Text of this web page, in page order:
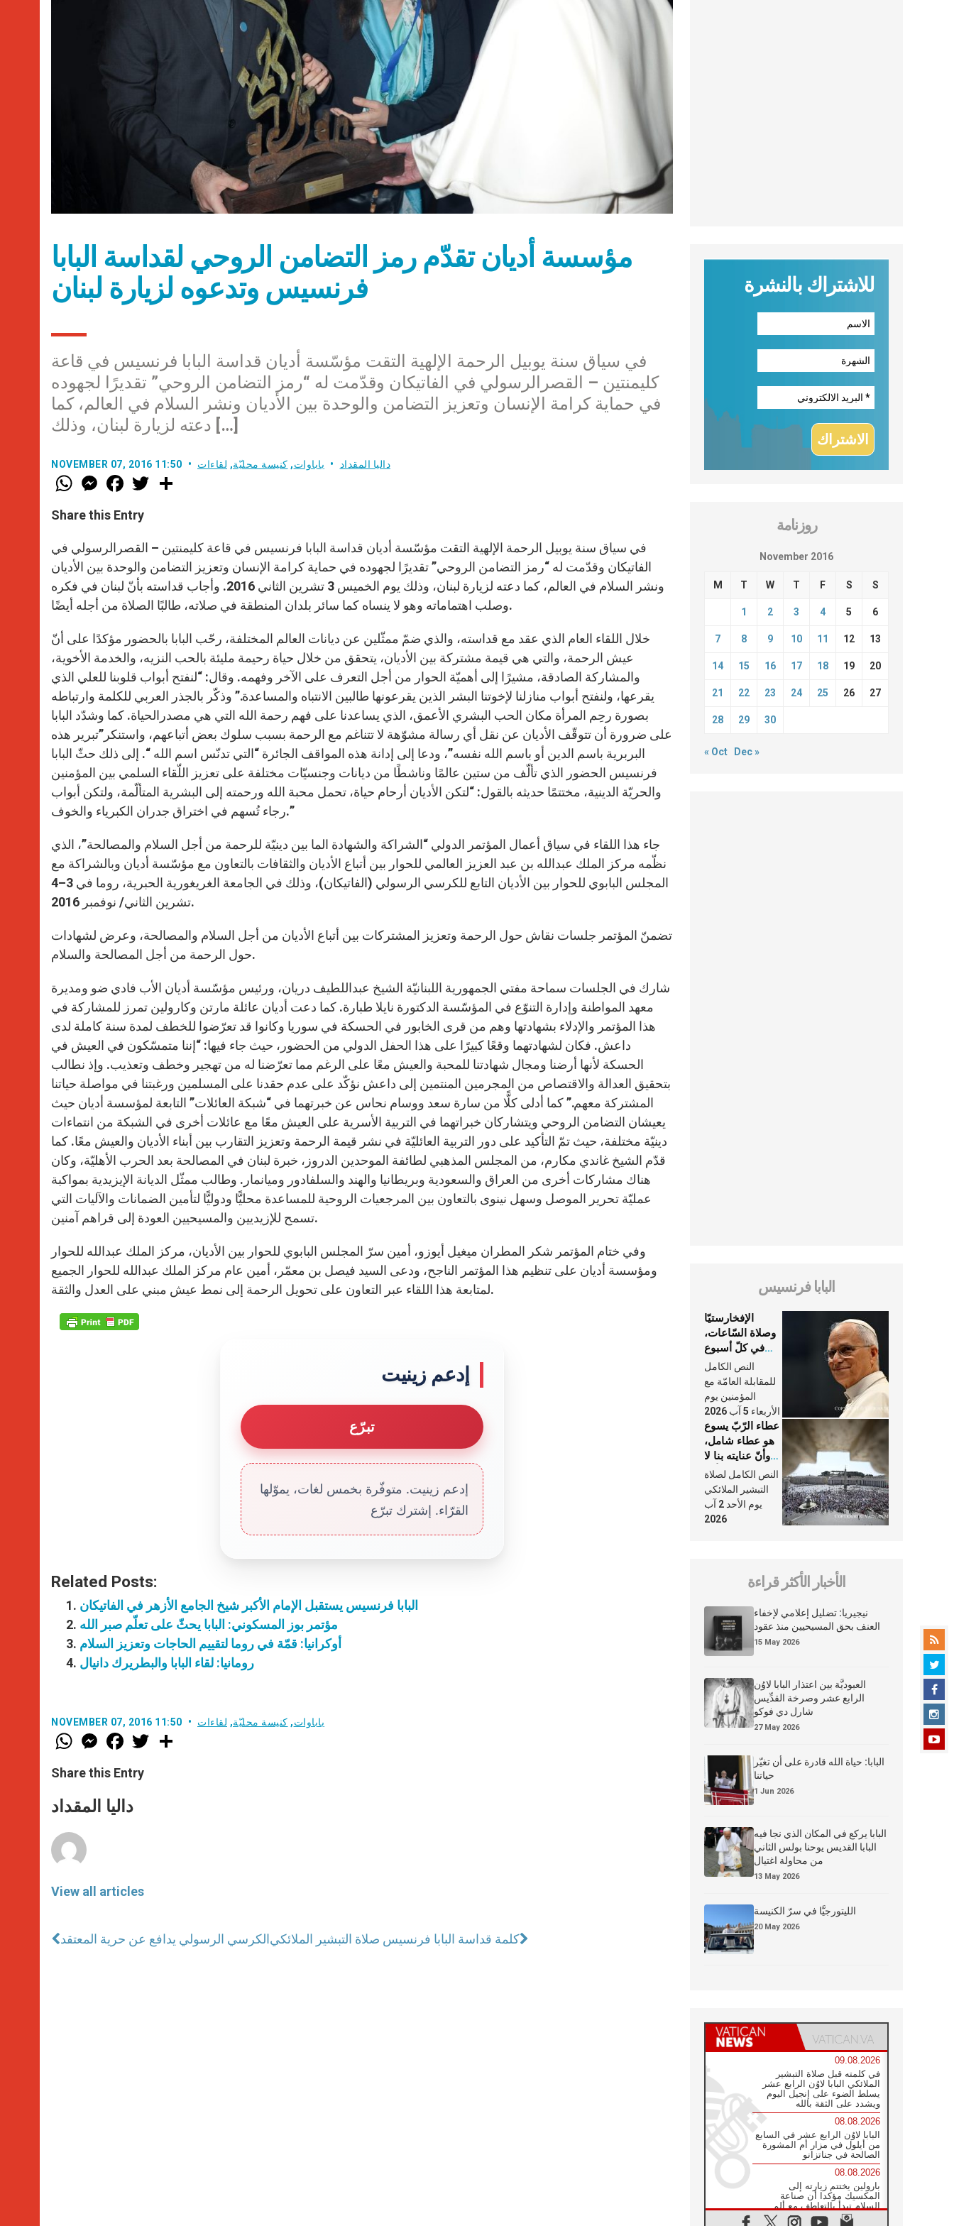
مؤسسة أديان تقدّم رمز التضامن الروحي لقداسة البابا
فرنسيس وتدعوه لزيارة لبنان
في سياق سنة يوبيل الرحمة الإلهية التقت مؤسّسة أديان قداسة البابا فرنسيس في قاعة
كليمنتين – القصرالرسولي في الفاتيكان وقدّمت له “رمز التضامن الروحي” تقديرًا لجهوده
في حماية كرامة الإنسان وتعزيز التضامن والوحدة بين الأديان ونشر السلام في العالم، كما
دعته لزيارة لبنان، وذلك […]
NOVEMBER 07, 2016 11:50 داليا المقداد باباوات, كنيسة محليّة, لقاءات
W
h
t
s
p
p
M
e
s
e
g
e
r
F
a
e
b
o
k
w
r
Share this Entry
في سياق سنة يوبيل الرحمة الإلهية التقت مؤسّسة أديان قداسة البابا فرنسيس في قاعة كليمنتين – القصرالرسولي في
الفاتيكان وقدّمت له “رمز التضامن الروحي” تقديرًا لجهوده في حماية كرامة الإنسان وتعزيز التضامن والوحدة بين الأديان
ونشر السلام في العالم، كما دعته لزيارة لبنان، وذلك يوم الخميس 3 تشرين الثاني 2016. وأجاب قداسته بأنّ لبنان في فكره
وصلب اهتماماته وهو لا ينساه كما سائر بلدان المنطقة في صلاته، طالبًا الصلاة من أجله أيضًا.
خلال اللقاء العام الذي عقد مع قداسته، والذي ضمّ ممثّلين عن ديانات العالم المختلفة، رحّب البابا بالحضور مؤكدًا على أنّ
عيش الرحمة، والتي هي قيمة مشتركة بين الأديان، يتحقق من خلال حياة رحيمة مليئة بالحب النزيه، والخدمة الأخوية،
والمشاركة الصادقة، مشيرًا إلى أهميّة الحوار من أجل التعرف على الآخر وفهمه. وقال: “لنفتح أبواب قلوبنا للعلي الذي
يقرعها، ولنفتح أبواب منازلنا لإخوتنا البشر الذين يقرعونها طالبين الانتباه والمساعدة.” وذكّر بالجذر العربي للكلمة وارتباطه
بصورة رحِم المرأة مكان الحب البشري الأعمق، الذي يساعدنا على فهم رحمة الله التي هي مصدرالحياة. كما وشدّد البابا
على ضرورة أن تتوقّف الأديان عن نقل أي رسالة مشوّهة لا تتناغم مع الرحمة بسبب سلوك بعض أتباعهم، واستنكر”تبرير هذه
البربرية باسم الدين أو باسم الله نفسه”، ودعا إلى إدانة هذه المواقف الجائرة “التي تدنّس اسم الله “. إلى ذلك حثّ البابا
فرنسيس الحضور الذي تألّف من ستين عالمًا وناشطًا من ديانات وجنسيّات مختلفة على تعزيز اللّقاء السلمي بين المؤمنين
والحريّة الدينية، مختتمًا حديثه بالقول: “لتكن الأديان أرحام حياة، تحمل محبة الله ورحمته إلى البشرية المتألّمة، ولتكن أبواب
رجاء تُسهم في اختراق جدران الكبرياء والخوف.”
جاء هذا اللقاء في سياق أعمال المؤتمر الدولي “الشراكة والشهادة الما بين دينيّة للرحمة من أجل السلام والمصالحة”، الذي
نظّمه مركز الملك عبدالله بن عبد العزيز العالمي للحوار بين أتباع الأديان والثقافات بالتعاون مع مؤسّسة أديان وبالشراكة مع
المجلس البابوي للحوار بين الأديان التابع للكرسي الرسولي (الفاتيكان)، وذلك في الجامعة الغريغورية الحبرية، روما في 3–4
تشرين الثاني/ نوفمبر 2016.
تضمنّ المؤتمر جلسات نقاش حول الرحمة وتعزيز المشتركات بين أتباع الأديان من أجل السلام والمصالحة، وعرض لشهادات
حول الرحمة من أجل المصالحة والسلام.
شارك في الجلسات سماحة مفتي الجمهورية اللبنانيّة الشيخ عبداللطيف دريان، ورئيس مؤسّسة أديان الأب فادي ضو ومديرة
معهد المواطنة وإدارة التنوّع في المؤسّسة الدكتورة نايلا طبارة. كما دعت أديان عائلة مارتن وكارولين تمرز للمشاركة في
هذا المؤتمر والإدلاء بشهادتها وهم من قرى الخابور في الحسكة في سوريا وكانوا قد تعرّضوا للخطف لمدة سنة كاملة لدى
داعش. فكان لشهادتهما وقعًا كبيرًا على هذا الحفل الدولي من الحضور، حيث جاء فيها: “إننا متمسّكون في العيش في
الحسكة لأنها أرضنا ومجال شهادتنا للمحبة والعيش معًا على الرغم مما تعرّضنا له من تهجير وخطف وتعذيب. وإذ نطالب
بتحقيق العدالة والاقتصاص من المجرمين المنتمين إلى داعش نؤكّد على عدم حقدنا على المسلمين ورغبتنا في مواصلة حياتنا
المشتركة معهم.” كما أدلى كلًّا من سارة سعد ووسام نحاس عن خبرتهما في “شبكة العائلات” التابعة لمؤسسة أديان حيث
يعيشان التضامن الروحي ويتشاركان خبراتهما في التربية الأسرية على العيش معًا مع عائلات أخرى في الشبكة من انتماءات
دينيّة مختلفة، حيث تمّ التأكيد على دور التربية العائليّة في نشر قيمة الرحمة وتعزيز التقارب بين أبناء الأديان والعيش معًا. كما
قدّم الشيخ غاندي مكارم، من المجلس المذهبي لطائفة الموحدين الدروز، خبرة لبنان في المصالحة بعد الحرب الأهليّة، وكان
هناك مشاركات أخرى من العراق والسعودية وبريطانيا والهند والسلفادور وميانمار. وطالب ممثّل الديانة الإيزيدية بمواكبة
عمليّة تحرير الموصل وسهل نينوى بالتعاون بين المرجعيات الروحية للمساعدة محليًّا ودوليًّا لتأمين الضمانات والآليات التي
تسمح للإزيديين والمسيحيين العودة إلى قراهم آمنين.
وفي ختام المؤتمر شكر المطران ميغيل أيوزو، أمين سرّ المجلس البابوي للحوار بين الأديان، مركز الملك عبدالله للحوار
ومؤسسة أديان على تنظيم هذا المؤتمر الناجح، ودعى السيد فيصل بن معمّر، أمين عام مركز الملك عبدالله للحوار الجميع
لمتابعة هذا اللقاء عبر التعاون على تحويل الرحمة إلى نمط عيش مبني على العدل والثقة.
إدعم زينيت
تبرّع
إدعم زينيت. متوفّرة بخمس لغات، يموّلها
القرّاء. إشترك تبرّع
Related Posts:
البابا فرنسيس يستقبل الإمام الأكبر شيخ الجامع الأزهر في الفاتيكان
مؤتمر بوز المسكوني: البابا يحثّ على تعلّم صبر الله
أوكرانيا: قمّة في روما لتقييم الحاجات وتعزيز السلام
رومانيا: لقاء البابا والبطريرك دانيال
NOVEMBER 07, 2016 11:50 باباوات, كنيسة محليّة, لقاءات
W
h
t
s
p
p
M
e
s
e
g
e
F
a
e
b
o
k
w
Share this Entry
داليا المقداد
View all articles
الكرسي الرسولي يدافع عن حرية المعتقدكلمة قداسة البابا فرنسيس صلاة التبشير الملائكي
للاشتراك بالنشرة
روزنامة
November 2016
M T W T F S S
1 2 3 4 5 6
7 8 9 10 11 12 13
14 15 16 17 18 19 20
21 22 23 24 25 26 27
28 29 30
« Oct Dec »
البابا فرنسيس
الإفخارستيّا
وصلاة السّاعات،
في كلّ أسبوع
وكلّ يوم، هما
النَّفَس في حياة
الكنيسة
النص الكامل
للمقابلة العامّة مع
المؤمنين يوم
الأربعاء 5 آب 2026
عطاء الرّبّ يسوع
هو عطاء شامل،
وأنّ عنايته بنا لا
تغيب عنّا أبدًا
النص الكامل لصلاة
التبشير الملائكي
يوم الأحد 2 آب
2026
الأخبار الأكثر قراءة
نيجيريا: تضليل إعلامي لإخفاء
العنف بحق المسيحيين منذ عقود
15 May 2026
العبوديَّة بين اعتذار البابا لاوُن
الرابع عشر وصرخة القدِّيس
شارل دي فوكو
27 May 2026
البابا: حياة الله قادرة على أن تغيّر
حياتنا
1 Jun 2026
البابا يركع في المكان الذي نجا فيه
البابا القديس يوحنا بولس الثاني
من محاولة اغتيال
13 May 2026
الليتورجيَّا في سرّ الكنيسة
20 May 2026
09.08.2026
في كلمته قبل صلاة التبشير
الملائكي البابا لاوُن الرابع عشر
يسلط الضوء على إنجيل اليوم
ويشدد على الثقة بالله
08.08.2026
البابا لاوُن الرابع عشر في السابع
من أيلول في مزار أم المشورة
الصالحة في جناتزانو
08.08.2026
بارولين يختتم زيارته إلى
المكسيك مؤكدا أن صناعة
السلام تبدأ بالتعاطف مع ألم